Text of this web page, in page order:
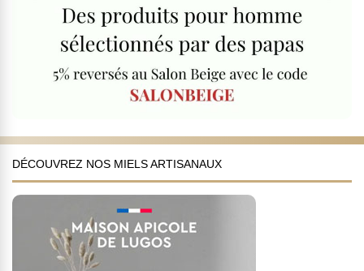
DÉCOUVREZ NOS MIELS ARTISANAUX